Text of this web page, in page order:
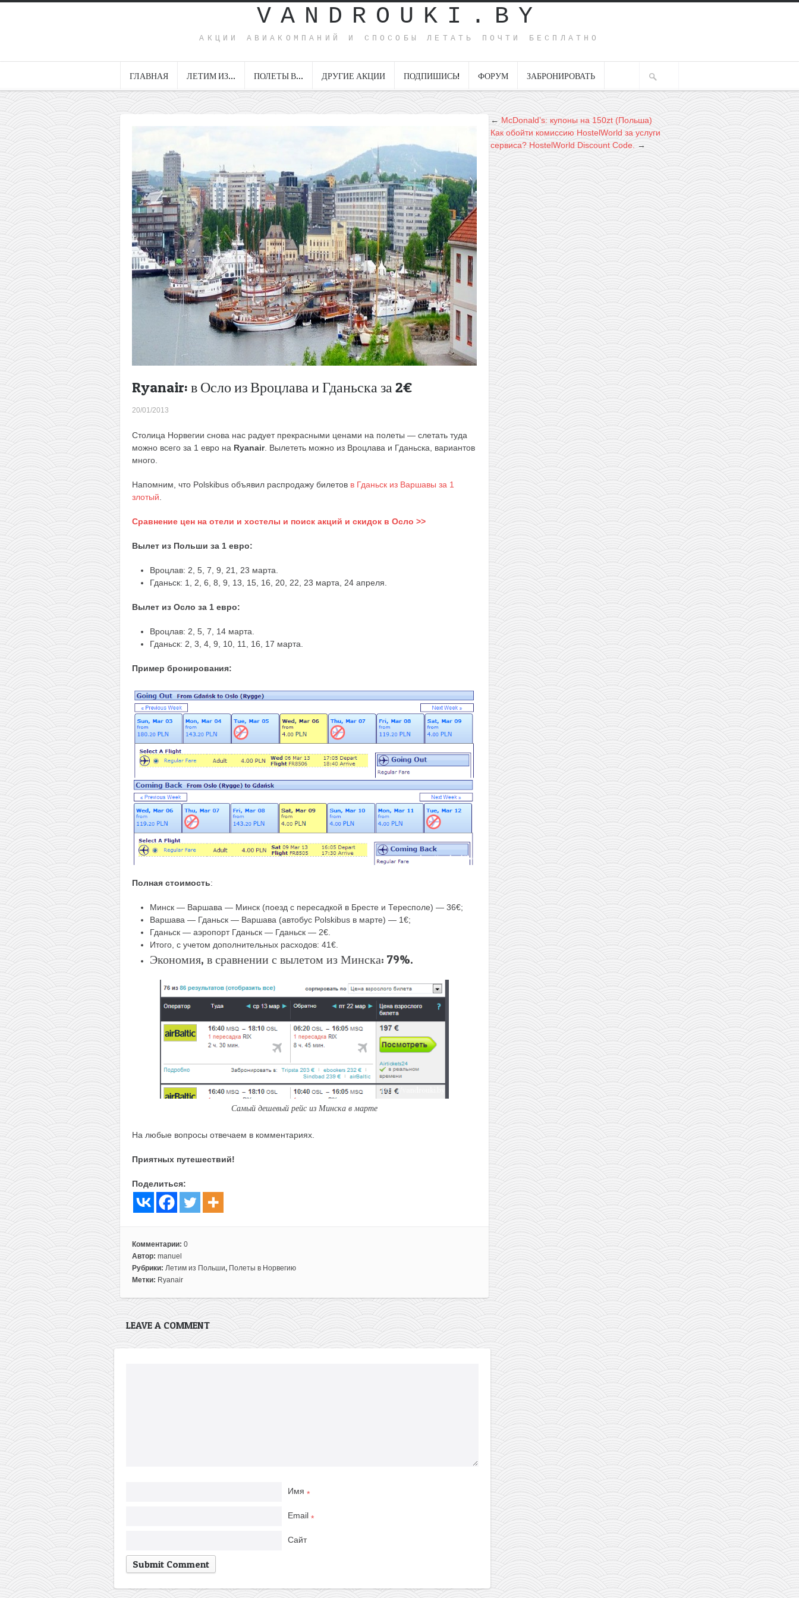
VANDROUKI.BY
АКЦИИ АВИАКОМПАНИЙ И СПОСОБЫ ЛЕТАТЬ ПОЧТИ БЕСПЛАТНО
ГЛАВНАЯ ЛЕТИМ ИЗ… ПОЛЕТЫ В… ДРУГИЕ АКЦИИ ПОДПИШИСЬ! ФОРУМ ЗАБРОНИРОВАТЬ
Ryanair: в Осло из Вроцлава и Гданьска за 2€
20/01/2013
Столица Норвегии снова нас радует прекрасными ценами на полеты — слетать туда
можно всего за 1 евро на Ryanair. Вылететь можно из Вроцлава и Гданьска, вариантов
много.
Напомним, что Polskibus объявил распродажу билетов в Гданьск из Варшавы за 1
злотый
Сравнение цен на отели и хостелы и поиск акций и скидок в Осло >>
Вылет из Польши за 1 евро:
Вроцлав: 2, 5, 7, 9, 21, 23 марта.
Гданьск: 1, 2, 6, 8, 9, 13, 15, 16, 20, 22, 23 марта, 24 апреля.
Вылет из Осло за 1 евро:
Вроцлав: 2, 5, 7, 14 марта.
Гданьск: 2, 3, 4, 9, 10, 11, 16, 17 марта.
Пример бронирования:
Полная стоимость:
Минск — Варшава — Минск (поезд с пересадкой в Бресте и Тересполе) — 36€;
Варшава — Гданьск — Варшава (автобус Polskibus в марте) — 1€;
Гданьск — аэропорт Гданьск — Гданьск — 2€.
Итого, с учетом дополнительных расходов: 41€.
Экономия, в сравнении с вылетом из Минска: 79%.
Самый дешевый рейс из Минска в марте
На любые вопросы отвечаем в комментариях.
Приятных путешествий!
Поделиться:
Комментарии: 0
Автор: manuel
Рубрики: Летим из Польши, Полеты в Норвегию
Метки: Ryanair
LEAVE A COMMENT
Имя *
Email *
Сайт
←McDonald’s: купоны на 150zt (Польша)
Как обойти комиссию HostelWorld за услуги
сервиса? HostelWorld Discount Code.
→